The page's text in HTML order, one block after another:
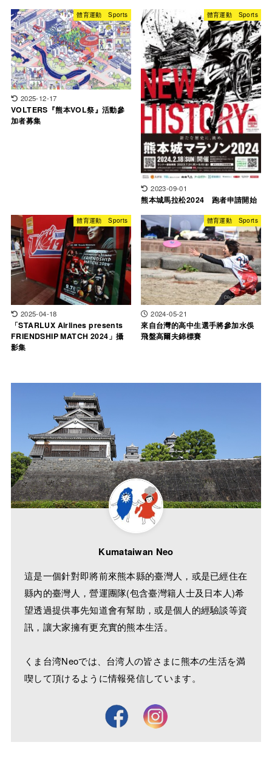
體育運動 Sports
2025-12-17
VOLTERS『熊本VOL祭』活動參
加者募集
體育運動 Sports
2023-09-01
熊本城馬拉松2024 跑者申請開始
體育運動 Sports
2025-04-18
「STARLUX Airlines presents
FRIENDSHIP MATCH 2024」攝
影集
體育運動 Sports
2024-05-21
來自台灣的高中生選手將參加水俁
飛盤高爾夫錦標賽
Kumataiwan Neo
這是一個針對即將前來熊本縣的臺灣人，或是已經住在
縣內的臺灣人，營運團隊(包含臺灣籍人士及日本人)希
望透過提供事先知道會有幫助，或是個人的經驗談等資
訊，讓大家擁有更充實的熊本生活。
くま台湾Neoでは、台湾人の皆さまに熊本の生活を満
喫して頂けるように情報発信しています。